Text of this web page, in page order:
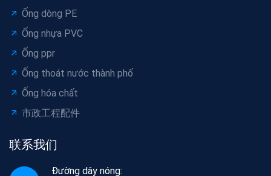
Ống dòng PE
Ống nhựa PVC
Ống ppr
Ống thoát nước thành phố
Ống hóa chất
市政工程配件
联系我们
Đường dây nóng: